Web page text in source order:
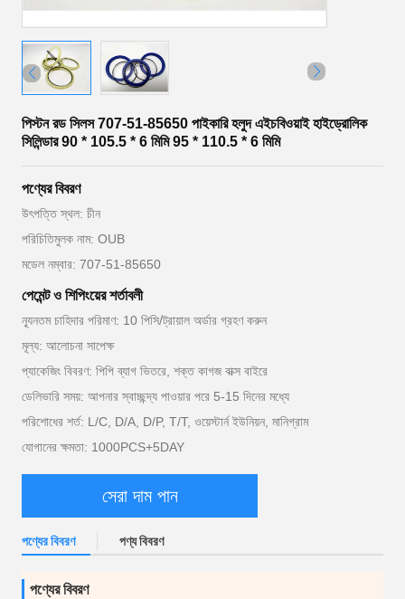
পিস্টন রড সিলস 707-51-85650 পাইকারি হলুদ এইচবিওয়াই হাইড্রোলিক
সিলিন্ডার 90 * 105.5 * 6 মিমি 95 * 110.5 * 6 মিমি
পণ্যের বিবরণ
উৎপত্তি স্থল: চীন
পরিচিতিমুলক নাম: OUB
মডেল নম্বার: 707-51-85650
পেমেন্ট ও শিপিংয়ের শর্তাবলী
ন্যূনতম চাহিদার পরিমাণ: 10 পিসি/ট্রায়াল অর্ডার গ্রহণ করুন
মূল্য: আলোচনা সাপেক্ষ
প্যাকেজিং বিবরণ: পিপি ব্যাগ ভিতরে, শক্ত কাগজ বাক্স বাইরে
ডেলিভারি সময়: আপনার স্বাচ্ছন্দ্য পাওয়ার পরে 5-15 দিনের মধ্যে
পরিশোধের শর্ত: L/C, D/A, D/P, T/T, ওয়েস্টার্ন ইউনিয়ন, মানিগ্রাম
যোগানের ক্ষমতা: 1000PCS+5DAY
সেরা দাম পান
পণ্যের বিবরণ পণ্য বিবরণ
পণ্যের বিবরণ